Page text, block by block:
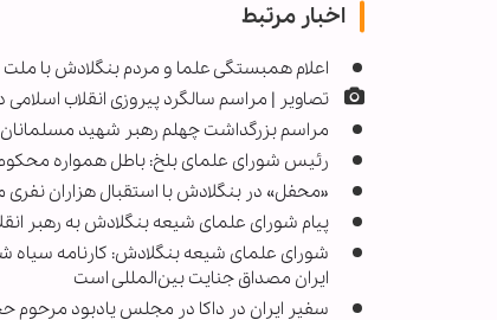
اخبار مرتبط
اعلام همبستگی علما و مردم بنگلادش با
تصاویر | مراسم سالگرد پیروزی انقلاب
مراسم بزرگداشت چهلم رهبر شهید مسلمانان
رئیس شورای علمای بلخ: باطل همواره
«محفل» در بنگلادش با استقبال هزاران
پیام شورای علمای شیعه بنگلادش به رهبر
شورای علمای شیعه بنگلادش: کارنامه سیاه
ایران مصداق جنایت بین‌المللی است
سفیر ایران در داکا در مجلس یادبود